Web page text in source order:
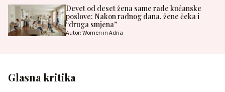
Devet od deset žena same rade kućanske
poslove: Nakon radnog dana, žene čeka i
“druga smjena”
Autor: Women in Adria
Glasna kritika